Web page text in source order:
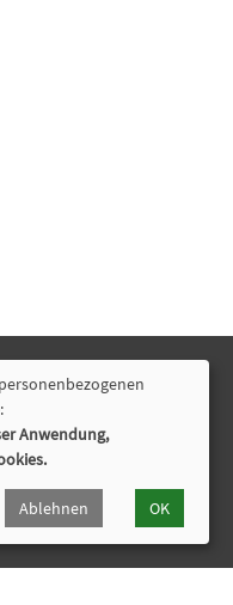
Links
Newsletter
Einstellungen
Anwendung,
Ablehnen OK